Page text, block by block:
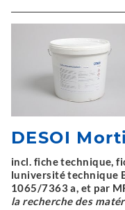
DESOI
incl. fiche technique,
luniversité technique
1065/7363 a, et par
la recherche des